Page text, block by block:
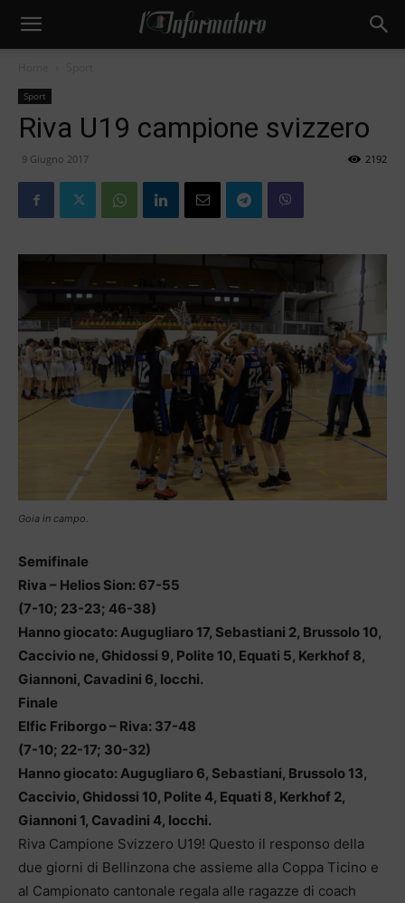
Sport
Riva U19 campione svizzero
9 Giugno 2017 2192
Goia in campo.
Semifinale
Riva – Helios Sion: 67-55
(7-10; 23-23; 46-38)
Hanno giocato: Augugliaro 17, Sebastiani 2, Brussolo 10,
Caccivio ne, Ghidossi 9, Polite 10, Equati 5, Kerkhof 8,
Giannoni, Cavadini 6, Iocchi.
Finale
Elfic Friborgo – Riva: 37-48
(7-10; 22-17; 30-32)
Hanno giocato: Augugliaro 6, Sebastiani, Brussolo 13,
Caccivio, Ghidossi 10, Polite 4, Equati 8, Kerkhof 2,
Giannoni 1, Cavadini 4, Iocchi.
Riva Campione Svizzero U19! Questo il responso della
due giorni di Bellinzona che assieme alla Coppa Ticino e
al Campionato cantonale regala alle ragazze di coach